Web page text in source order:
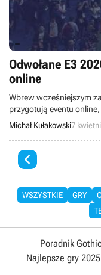
Odwołane E3
online
Wbrew wcześniejszym
przygotują eventu
najważniejsze
odwołanych targów.
Michał Kułakowski7

WSZYSTKIE GRY
Poradnik
Najlepsze gry